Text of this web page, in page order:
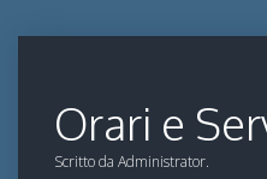
Orari e
Scritto da Administrator.